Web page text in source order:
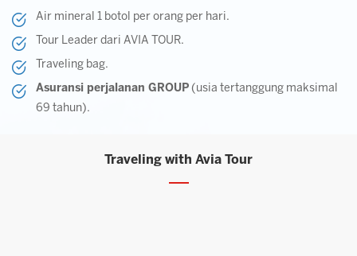
Air mineral 1 botol per orang per hari.
Tour Leader dari AVIA TOUR.
Traveling bag.
Asuransi perjalanan GROUP (usia tertanggung maksimal
69 tahun).
Traveling with Avia Tour